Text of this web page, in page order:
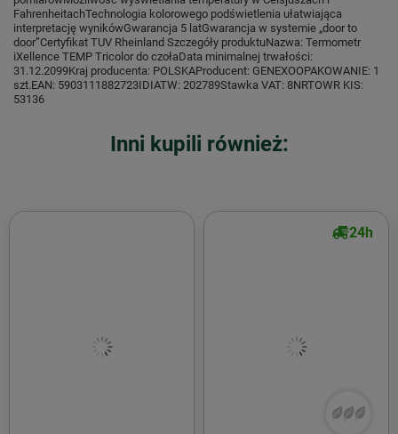
FahrenheitachTechnologia kolorowego podświetlenia ułatwiająca
interpretację wynikówGwarancja 5 latGwarancja w systemie „door to
door”Certyfikat TUV Rheinland Szczegóły produktuNazwa: Termometr
iXellence TEMP Tricolor do czołaData minimalnej trwałości:
31.12.2099Kraj producenta: POLSKAProducent: GENEXOOPAKOWANIE: 1
szt.EAN: 5903111882723IDIATW: 202789Stawka VAT: 8NRTOWR KIS:
53136
Inni kupili również:
24h